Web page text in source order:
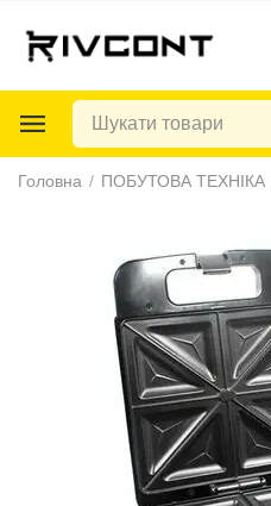
Головна / ПОБУТОВА ТЕХНІКА